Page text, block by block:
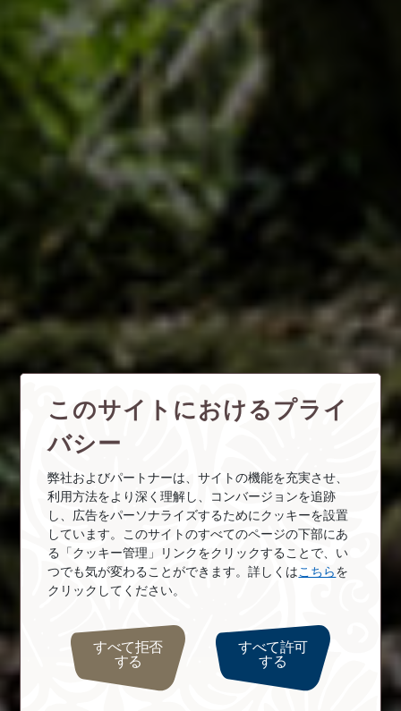
このサイトにおけるプライ
バシー
弊社およびパートナーは、サイトの機能を充実させ、
利用方法をより深く理解し、コンバージョンを追跡
し、広告をパーソナライズするためにクッキーを設置
しています。このサイトのすべてのページの下部にあ
る「クッキー管理」リンクをクリックすることで、い
つでも気が変わることができます。詳しくは こちら を
クリックしてください。
すべて拒否
する
すべて許可
する